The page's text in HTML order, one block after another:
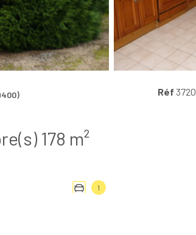
Villa 7 pièce(s) 4 chambre(s) 178 m²
1
Réf 3720